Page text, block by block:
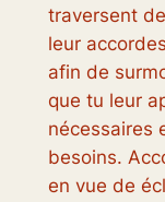
traversent
leur
afin de
que tu leur
nécessaires
besoins.
en vue de